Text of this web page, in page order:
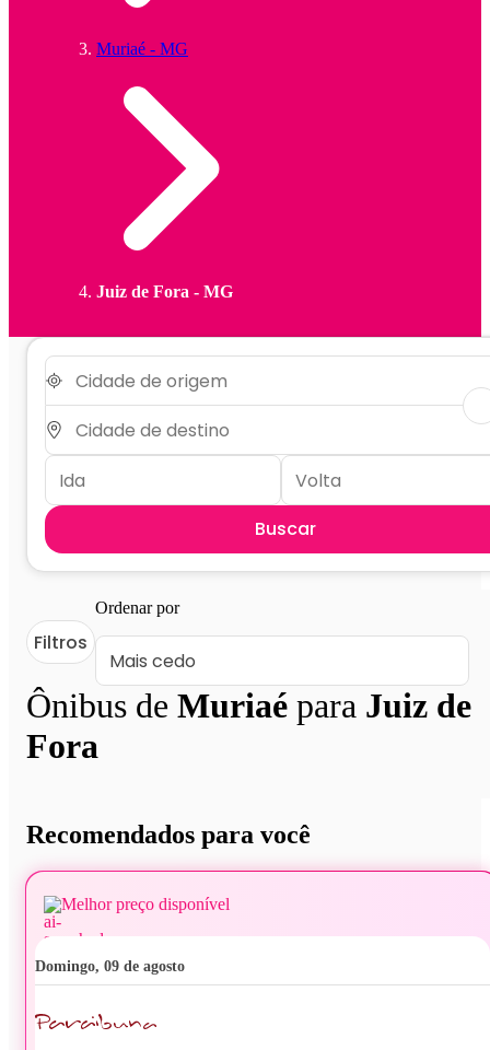
Muriaé - MG
Juiz de Fora - MG
Buscar
Ônibus de Muriaé para Juiz de
Fora
Filtros
Ordenar por
Recomendados para você
Melhor preço disponível
domingo, 09 de agosto